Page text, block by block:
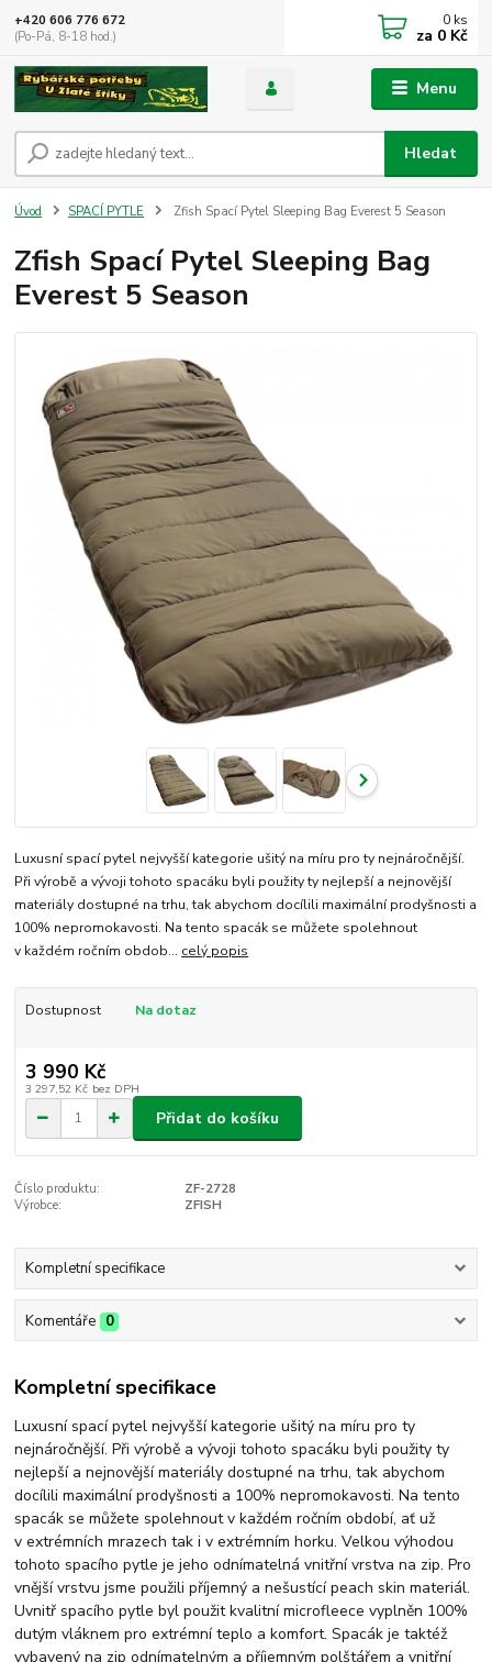
Menu
Hledat
+420 606 776 672
(Po-Pá, 8-18 hod.)
0 ks
za 0 Kč
Úvod SPACÍ PYTLE Zfish Spací Pytel Sleeping Bag Everest 5 Season
Zfish Spací Pytel Sleeping Bag
Everest 5 Season
Luxusní spací pytel nejvyšší kategorie ušitý na míru pro ty nejnáročnější.
Při výrobě a vývoji tohoto spacáku byli použity ty nejlepší a nejnovější
materiály dostupné na trhu, tak abychom docílili maximální prodyšnosti a
100% nepromokavosti. Na tento spacák se můžete spolehnout
v každém ročním obdob... celý popis
Dostupnost Na dotaz
3 990 Kč
3 297,52 Kč bez DPH
Přidat do košíku
Číslo produktu:
ZF-2728
Výrobce:
ZFISH
Kompletní specifikace
Komentáře 0
Kompletní specifikace
Luxusní spací pytel nejvyšší kategorie ušitý na míru pro ty
nejnáročnější. Při výrobě a vývoji tohoto spacáku byli použity ty
nejlepší a nejnovější materiály dostupné na trhu, tak abychom
docílili maximální prodyšnosti a 100% nepromokavosti. Na tento
spacák se můžete spolehnout v každém ročním období, ať už
v extrémních mrazech tak i v extrémním horku. Velkou výhodou
tohoto spacího pytle je jeho odnímatelná vnitřní vrstva na zip. Pro
vnější vrstvu jsme použili příjemný a nešustící peach skin materiál.
Uvnitř spacího pytle byl použit kvalitní microfleece vyplněn 100%
dutým vláknem pro extrémní teplo a komfort. Spacák je taktéž
vybavený na zip odnímatelným a příjemným polštářem a vnitřní